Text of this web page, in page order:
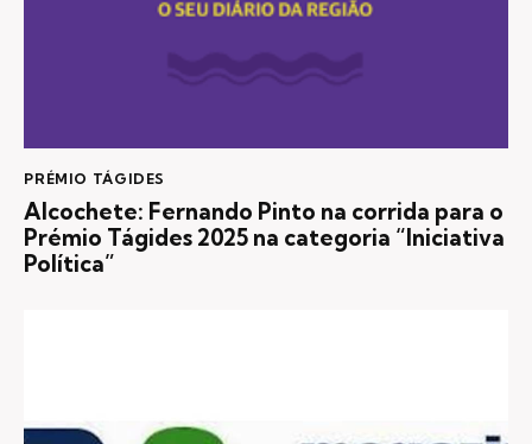
PRÉMIO TÁGIDES
Alcochete: Fernando Pinto na corrida para o
Prémio Tágides 2025 na categoria “Iniciativa
Política”